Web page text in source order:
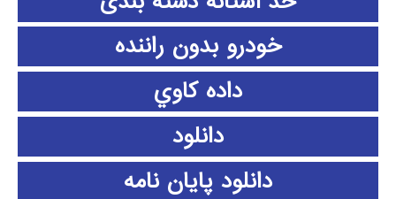
خودرو بدون راننده
داده كاوي
دانلود
دانلود پايان نامه